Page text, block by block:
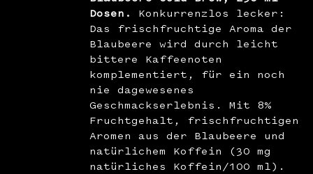
Dosen.
Konkurrenzlos lecker:
Das frischfruchtige Aroma der
Blaubeere wird durch leicht
bittere Kaffeenoten
komplementiert, für ein noch
nie dagewesenes
Geschmackserlebnis. Mit 8%
Fruchtgehalt, frischfruchtigen
Aromen aus der Blaubeere und
natürlichem Koffein (30 mg
natürliches Koffein/100 ml).